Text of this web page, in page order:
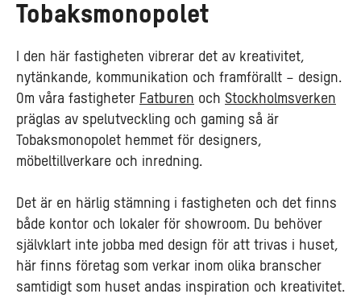
Tobaksmonopolet
I den här fastigheten vibrerar det av kreativitet,
nytänkande, kommunikation och framförallt – design.
Om våra fastigheter Fatburen och Stockholmsverken
präglas av spelutveckling och gaming så är
Tobaksmonopolet hemmet för designers,
möbeltillverkare och inredning.
Det är en härlig stämning i fastigheten och det finns
både kontor och lokaler för showroom. Du behöver
självklart inte jobba med design för att trivas i huset,
här finns företag som verkar inom olika branscher
samtidigt som huset andas inspiration och kreativitet.